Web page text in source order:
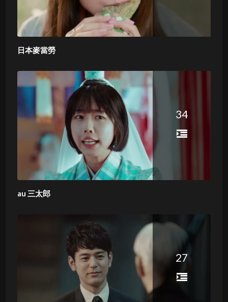
日本麥當勞
34
au 三太郎
27